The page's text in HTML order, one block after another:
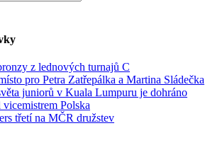
z lednových turnajů C
pro Petra Zatřepálka a Martina Sládečka
juniorů v Kuala Lumpuru je dohráno
Polska
třetí na MČR družstev